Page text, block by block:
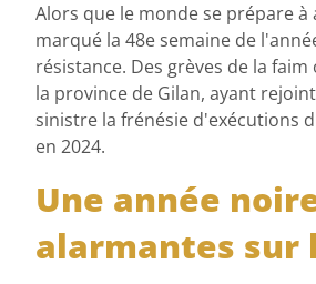
Alors que le monde se prépare
marqué la 48e semaine de
résistance. Des grèves de la
la province de Gilan, ayant
sinistre la frénésie d'exécutions
en 2024.
Une année
alarmantes sur